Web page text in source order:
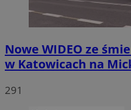
Nowe WIDEO ze
w Katowicach na
291